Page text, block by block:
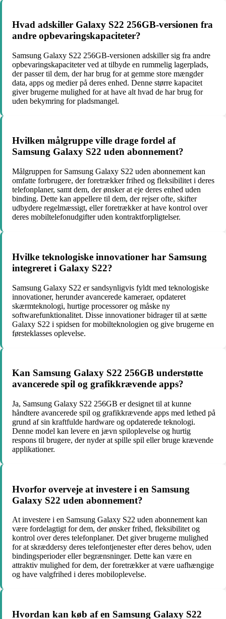
Hvad adskiller Galaxy S22 256GB-versionen fra
andre opbevaringskapaciteter?
Samsung Galaxy S22 256GB-versionen adskiller sig fra andre
opbevaringskapaciteter ved at tilbyde en rummelig lagerplads,
der passer til dem, der har brug for at gemme store mængder
data, apps og medier på deres enhed. Denne større kapacitet
giver brugerne mulighed for at have alt hvad de har brug for
uden bekymring for pladsmangel.
Hvilken målgruppe ville drage fordel af
Samsung Galaxy S22 uden abonnement?
Målgruppen for Samsung Galaxy S22 uden abonnement kan
omfatte forbrugere, der foretrækker frihed og fleksibilitet i deres
telefonplaner, samt dem, der ønsker at eje deres enhed uden
binding. Dette kan appellere til dem, der rejser ofte, skifter
udbydere regelmæssigt, eller foretrækker at have kontrol over
deres mobiltelefonudgifter uden kontraktforpligtelser.
Hvilke teknologiske innovationer har Samsung
integreret i Galaxy S22?
Samsung Galaxy S22 er sandsynligvis fyldt med teknologiske
innovationer, herunder avancerede kameraer, opdateret
skærmteknologi, hurtige processorer og måske ny
softwarefunktionalitet. Disse innovationer bidrager til at sætte
Galaxy S22 i spidsen for mobilteknologien og give brugerne en
førsteklasses oplevelse.
Kan Samsung Galaxy S22 256GB understøtte
avancerede spil og grafikkrævende apps?
Ja, Samsung Galaxy S22 256GB er designet til at kunne
håndtere avancerede spil og grafikkrævende apps med lethed på
grund af sin kraftfulde hardware og opdaterede teknologi.
Denne model kan levere en jævn spiloplevelse og hurtig
respons til brugere, der nyder at spille spil eller bruge krævende
applikationer.
Hvorfor overveje at investere i en Samsung
Galaxy S22 uden abonnement?
At investere i en Samsung Galaxy S22 uden abonnement kan
være fordelagtigt for dem, der ønsker frihed, fleksibilitet og
kontrol over deres telefonplaner. Det giver brugerne mulighed
for at skræddersy deres telefontjenester efter deres behov, uden
bindingsperioder eller begrænsninger. Dette kan være en
attraktiv mulighed for dem, der foretrækker at være uafhængige
og have valgfrihed i deres mobiloplevelse.
Hvordan kan køb af en Samsung Galaxy S22